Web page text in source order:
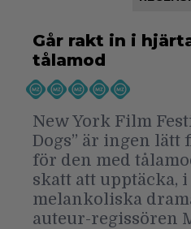
Går rakt in i
tålamod
New York Film
Dogs” är ingen lätt
för den med
skatt att upptäcka,
melankoliska
auteur-regissören